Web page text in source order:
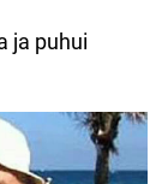
ja puhui